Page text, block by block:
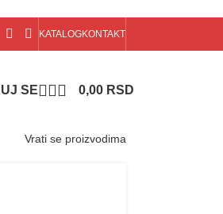
KATALOGKONTAKT
SE 0,00 RSD
Vrati se proizvodima